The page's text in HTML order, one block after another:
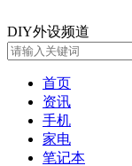
DIY外设频道
首页
资讯
手机
家电
笔记本